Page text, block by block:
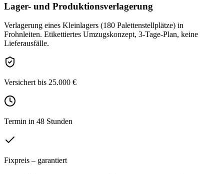
Lager- und Produktionsverlagerung
Verlagerung eines Kleinlagers (180 Palettenstellplätze) in
Frohnleiten. Etikettiertes Umzugskonzept, 3-Tage-Plan, keine
Lieferausfälle.
Versichert bis 25.000 €
Termin in 48 Stunden
Fixpreis – garantiert